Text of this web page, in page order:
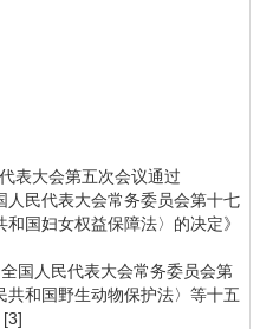
表大会第五次会议通过
民代表大会常务委员会第十七
国妇女权益保障法〉的决定》
国人民代表大会常务委员会第
和国野生动物保护法〉等十五